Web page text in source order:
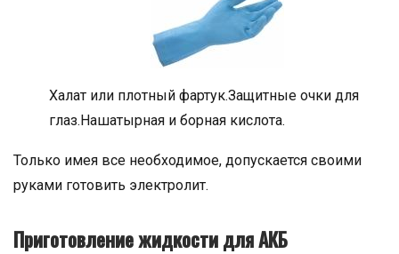
Халат или плотный фартук.Защитные очки для
глаз.Нашатырная и борная кислота.
Только имея все необходимое, допускается своими
руками готовить электролит.
Приготовление жидкости для АКБ